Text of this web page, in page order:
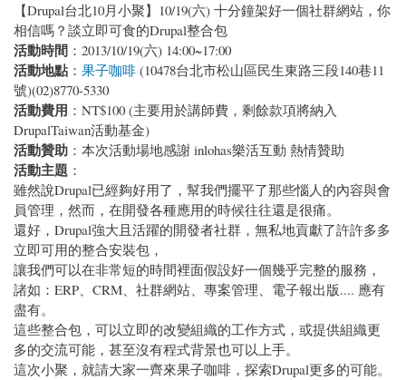
【Drupal台北10月小聚】10/19(六) 十分鐘架好一個社群網站，你
相信嗎？談立即可食的Drupal整合包
活動時間 ：2013/10/19(六) 14:00~17:00
活動地點 ： 果子咖啡 (10478台北市松山區民生東路三段140巷11
號)(02)8770-5330
活動費用 ：NT$100 (主要用於講師費，剩餘款項將納入
DrupalTaiwan活動基金)
活動贊助 ：本次活動場地感謝 inlohas樂活互動 熱情贊助
活動主題 ：
雖然說Drupal已經夠好用了，幫我們擺平了那些惱人的內容與會
員管理，然而，在開發各種應用的時候往往還是很痛。
還好，Drupal強大且活躍的開發者社群，無私地貢獻了許許多多
立即可用的整合安裝包，
讓我們可以在非常短的時間裡面假設好一個幾乎完整的服務，
諸如：ERP、CRM、社群網站、專案管理、電子報出版.... 應有
盡有。
這些整合包，可以立即的改變組織的工作方式，或提供組織更
多的交流可能，甚至沒有程式背景也可以上手。
這次小聚，就請大家一齊來果子咖啡，探索Drupal更多的可能。